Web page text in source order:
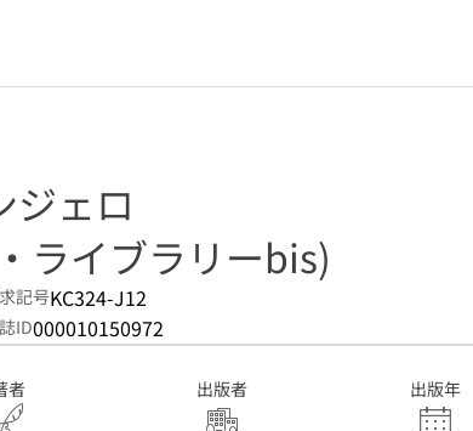
ク
ジェロ
ライブラリーbis)
記号KC324-J12
ID000010150972
者 出版者 出版年